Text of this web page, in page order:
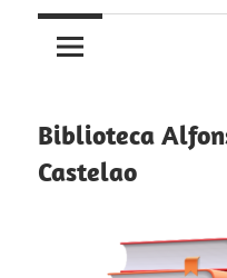
Biblioteca
Castelao